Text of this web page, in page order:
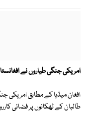
امریکی جنگی طیاروں نے
افغان میڈیا کے مطابق امریکی
طالبان کے ٹھکانوں پر فضائی